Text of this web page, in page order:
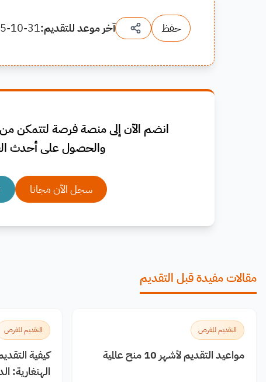
حفظ آخر موعد للتقديم:10-31
انضم الآن إلى منصة فرصة لتتمكن من
والحصول على أحدث
سجل الآن مجانا
مقالات مفيدة قبل التقديم
التقديم للفرص
مواعيد التقديم لأشهر 10 منح عالمية
التقديم للفرص
كيفية
الهنغارية: